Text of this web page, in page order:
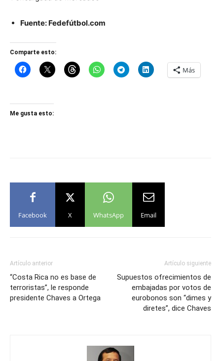
Fuente: Fedefútbol.com
Comparte esto:
Más
Me gusta esto:
Facebook X WhatsApp Email
Artículo anterior
“Costa Rica no es base de
terroristas”, le responde
presidente Chaves a Ortega
Artículo siguiente
Supuestos ofrecimientos de
embajadas por votos de
eurobonos son “dimes y
diretes”, dice Chaves